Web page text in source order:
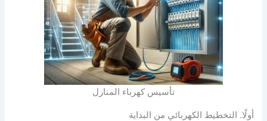
تأسيس كهرباء المنازل
أولًا. التخطيط الكهربائي من البداية